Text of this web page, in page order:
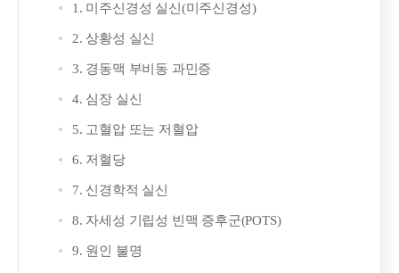
1. 미주신경성 실신(미주신경성)
2. 상황성 실신
3. 경동맥 부비동 과민증
4. 심장 실신
5. 고혈압 또는 저혈압
6. 저혈당
7. 신경학적 실신
8. 자세성 기립성 빈맥 증후군(POTS)
9. 원인 불명